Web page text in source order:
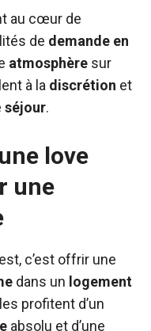
au cœur de
de demande en
atmosphère sur
à la discrétion et
séjour.
love
une
c’est offrir une
dans un logement
profitent d’un
absolu et d’une